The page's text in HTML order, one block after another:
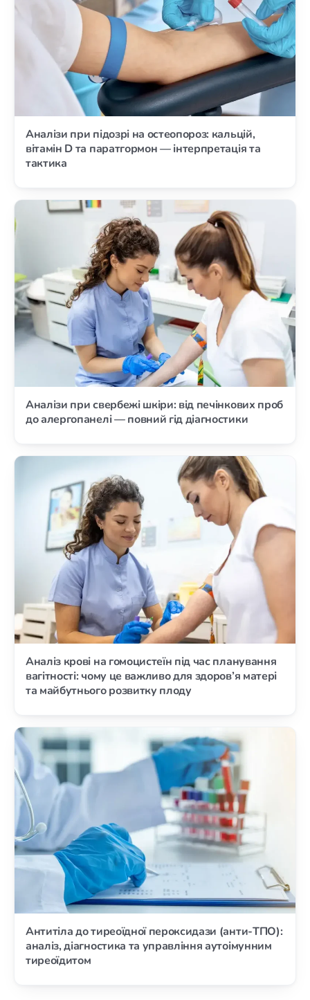
Аналізи при підозрі на остеопороз: кальцій,
вітамін D та паратгормон — інтерпретація та
тактика
Аналізи при свербежі шкіри: від печінкових проб
до алергопанелі — повний гід діагностики
Аналіз крові на гомоцистеїн під час планування
вагітності: чому це важливо для здоров’я матері
та майбутнього розвитку плоду
Антитіла до тиреоїдної пероксидази (анти-ТПО):
аналіз, діагностика та управління аутоімунним
тиреоїдитом